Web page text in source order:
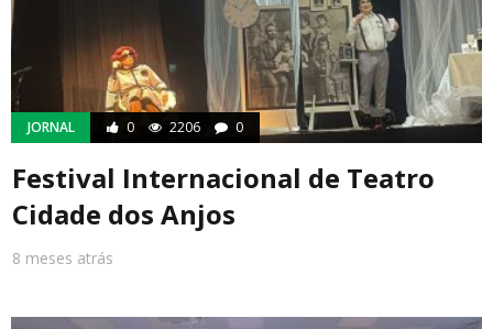
JORNAL 0 2206 0
Festival Internacional de Teatro
Cidade dos Anjos
8 meses atrás